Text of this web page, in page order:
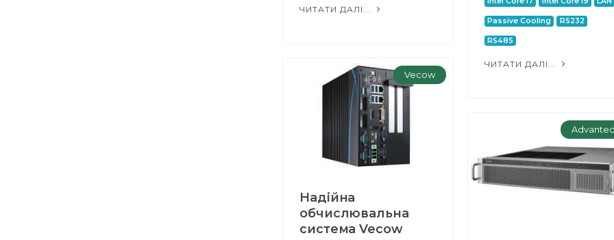
ЧИТАТИ ДАЛІ...
Passive Cooling RS232
RS485
ЧИТАТИ ДАЛІ...
Vecow
Надійна
обчислювальна
система Vecow